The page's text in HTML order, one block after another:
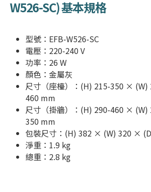
W526-SC) 基本規格
型號： EFB-W526-SC
電壓：220-240 V
功率：26 W
顏色：金屬灰
尺寸（座檯）：(H) 215-350 ×
460 mm
尺寸（掛牆）：(H) 290-460 ×
350 mm
包裝尺寸：(H) 382 × (W) 320 ×
淨重：1.9 kg
總重：2.8 kg